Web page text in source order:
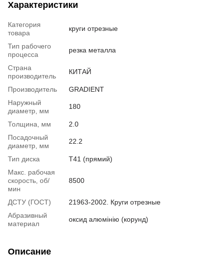
Характеристики
Категория
товара
круги отрезные
Тип рабочего
процесса
резка металла
Страна
производитель
КИТАЙ
Производитель
GRADIENT
Наружный
диаметр, мм
180
Толщина, мм
2.0
Посадочный
диаметр, мм
22.2
Тип диска
Т41 (прямий)
Макс. рабочая
скорость, об/
мин
8500
ДСТУ (ГОСТ)
21963-2002. Круги отрезные
Абразивный
материал
оксид алюмінію (корунд)
Описание